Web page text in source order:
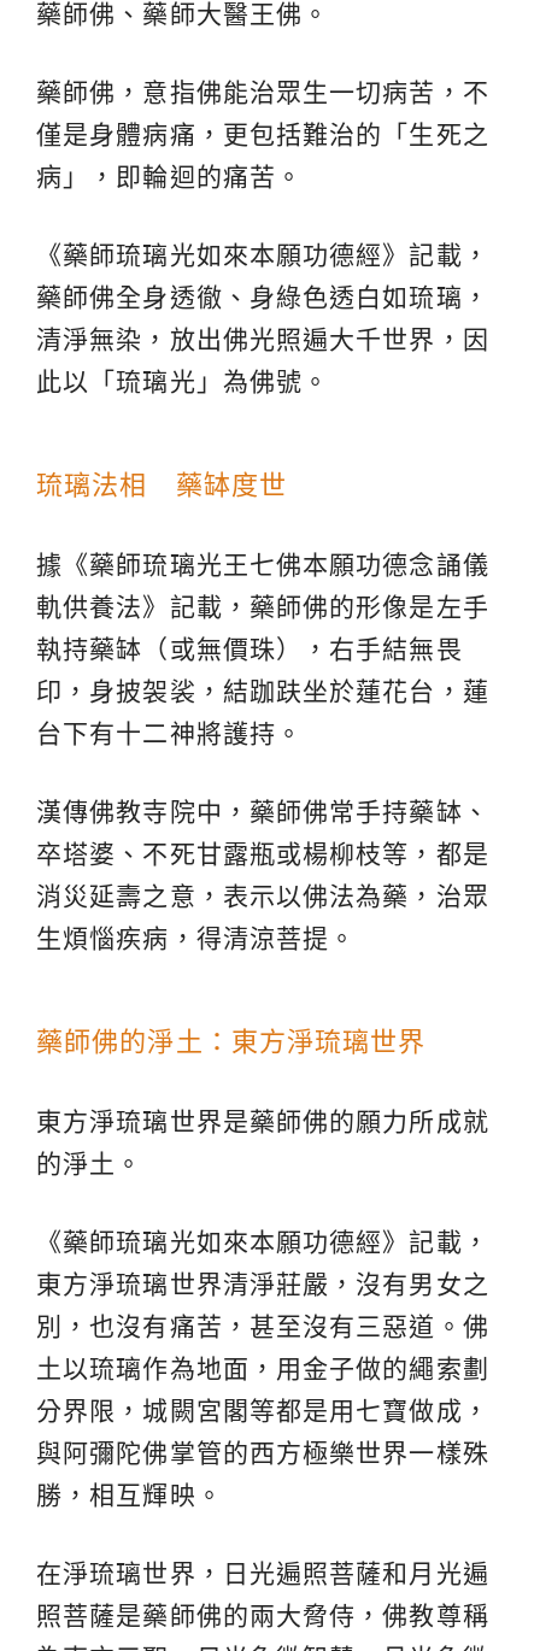
藥師佛、藥師大醫王佛。
藥師佛，意指佛能治眾生一切病苦，不
僅是身體病痛，更包括難治的「生死之
病」，即輪迴的痛苦。
《藥師琉璃光如來本願功德經》記載，
藥師佛全身透徹、身綠色透白如琉璃，
清淨無染，放出佛光照遍大千世界，因
此以「琉璃光」為佛號。
琉璃法相 藥缽度世
據《藥師琉璃光王七佛本願功德念誦儀
軌供養法》記載，藥師佛的形像是左手
執持藥缽（或無價珠），右手結無畏
印，身披袈裟，結跏趺坐於蓮花台，蓮
台下有十二神將護持。
漢傳佛教寺院中，藥師佛常手持藥缽、
卒塔婆、不死甘露瓶或楊柳枝等，都是
消災延壽之意，表示以佛法為藥，治眾
生煩惱疾病，得清涼菩提。
藥師佛的淨土：東方淨琉璃世界
東方淨琉璃世界是藥師佛的願力所成就
的淨土。
《藥師琉璃光如來本願功德經》記載，
東方淨琉璃世界清淨莊嚴，沒有男女之
別，也沒有痛苦，甚至沒有三惡道。佛
土以琉璃作為地面，用金子做的繩索劃
分界限，城闕宮閣等都是用七寶做成，
與阿彌陀佛掌管的西方極樂世界一樣殊
勝，相互輝映。
在淨琉璃世界，日光遍照菩薩和月光遍
照菩薩是藥師佛的兩大脅侍，佛教尊稱